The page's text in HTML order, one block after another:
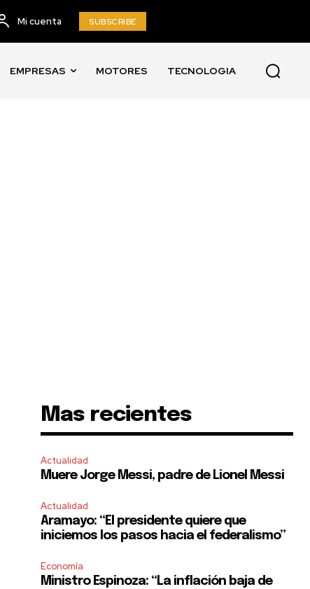
Mi cuenta SUBSCRIBE
EMPRESAS MOTORES TECNOLOGIA
Mas recientes
Actualidad
Muere Jorge Messi, padre de Lionel Messi
Actualidad
Aramayo: “El presidente quiere que
iniciemos los pasos hacia el federalismo”
Economía
Ministro Espinoza: “La inflación baja de